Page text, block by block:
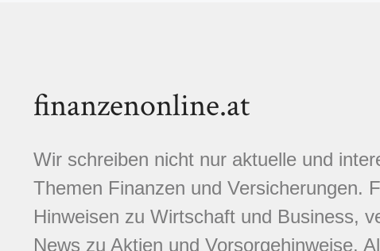
finanzenonline.at
Wir schreiben nicht nur aktuelle und
Themen Finanzen und Versicherungen.
Hinweisen zu Wirtschaft und Business,
News zu Aktien und Vorsorgehinweise.